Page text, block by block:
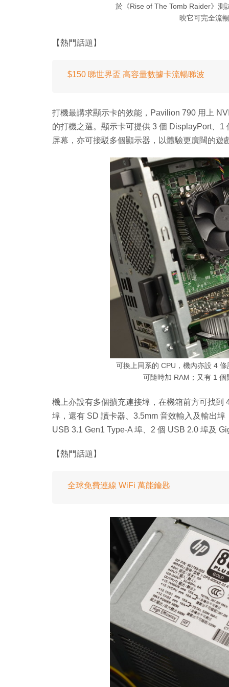
於《Rise of The Tomb Raider》測
映它可完全流
【熱門話題】
$150 睇世界盃 高容量數據卡流暢睇波
打機最講求顯示卡的效能，Pavilion 790 用上
的打機之選。顯示卡可提供 3 個 DisplayPort、
屏幕，亦可接駁多個顯示器，以體驗更廣闊的遊
可換上同系的 CPU，機內亦設 4
可隨時加 RAM；又有 1 個
機上亦設有多個擴充連接埠，在機箱前方可找到
埠，還有 SD 讀卡器、3.5mm 音效輸入及輸出
USB 3.1 Gen1 Type-A 埠、2 個 USB 2.0 埠及
【熱門話題】
全球免費連線 WiFi 萬能鑰匙